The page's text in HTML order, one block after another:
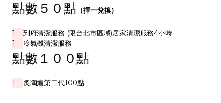
點數５０點 （擇一兌換）
1
到府清潔服務 (限台北市區域)居家清潔服務4小時
1
冷氣機清潔服務
點數１００點
1 炙陶爐第二代100點